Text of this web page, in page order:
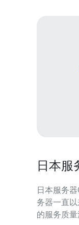
日本服
日本服务器
务器一直
的服务质